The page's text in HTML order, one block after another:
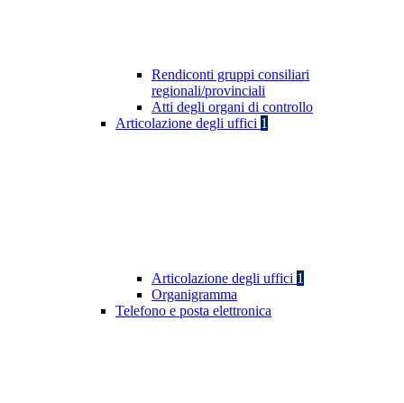
Rendiconti gruppi consiliari
regionali/provinciali
Atti degli organi di controllo
Articolazione degli uffici 1
Articolazione degli uffici 1
Organigramma
Telefono e posta elettronica